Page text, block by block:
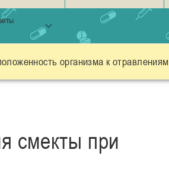
организма к отравлениям
cмекты при